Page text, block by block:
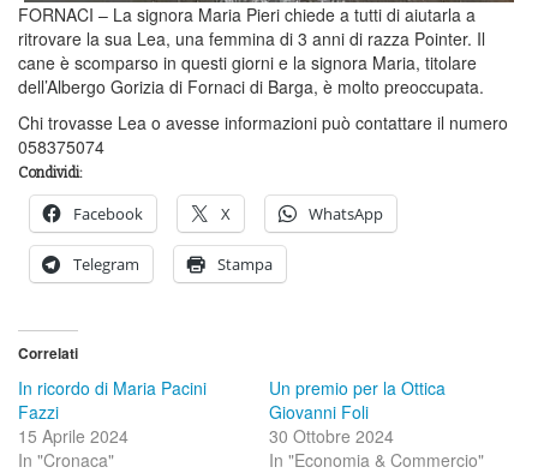
FORNACI – La signora Maria Pieri chiede a tutti di aiutarla a
ritrovare la sua Lea, una femmina di 3 anni di razza Pointer. Il
cane è scomparso in questi giorni e la signora Maria, titolare
dell’Albergo Gorizia di Fornaci di Barga, è molto preoccupata.
Chi trovasse Lea o avesse informazioni può contattare il numero
058375074
Condividi:
Facebook X WhatsApp
Telegram Stampa
Correlati
In ricordo di Maria Pacini
Fazzi
15 Aprile 2024
In "Cronaca"
Un premio per la Ottica
Giovanni Foli
30 Ottobre 2024
In "Economia & Commercio"